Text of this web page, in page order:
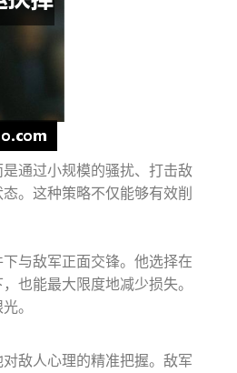
通过小规模的骚扰、打击敌
。这种策略不仅能够有效削
与敌军正面交锋。他选择在
也能最大限度地减少损失。
。
敌人心理的精准把握。敌军